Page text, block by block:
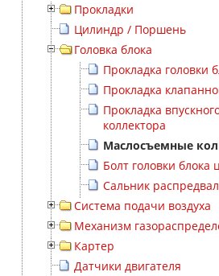
Прокладки
Цилиндр / Поршень
Головка блока
Прокладка головки
Прокладка
Прокладка
коллектора
Маслосъемные
Болт головки блока
Сальник
Система подачи воздуха
Механизм
Картер
Датчики двигателя